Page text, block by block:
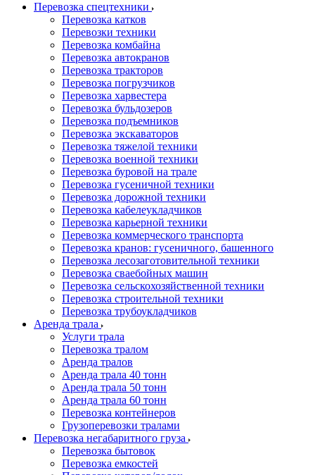
Перевозка спецтехники
Перевозка катков
Перевозки техники
Перевозка комбайна
Перевозка автокранов
Перевозка тракторов
Перевозка погрузчиков
Перевозка харвестера
Перевозка бульдозеров
Перевозка подъемников
Перевозка экскаваторов
Перевозка тяжелой техники
Перевозка военной техники
Перевозка буровой на трале
Перевозка гусеничной техники
Перевозка дорожной техники
Перевозка кабелеукладчиков
Перевозка карьерной техники
Перевозка коммерческого транспорта
Перевозка кранов: гусеничного, башенного
Перевозка лесозаготовительной техники
Перевозка сваебойных машин
Перевозка сельскохозяйственной техники
Перевозка строительной техники
Перевозка трубоукладчиков
Аренда трала
Услуги трала
Перевозка тралом
Аренда тралов
Аренда трала 40 тонн
Аренда трала 50 тонн
Аренда трала 60 тонн
Перевозка контейнеров
Грузоперевозки тралами
Перевозка негабаритного груза
Перевозка бытовок
Перевозка емкостей